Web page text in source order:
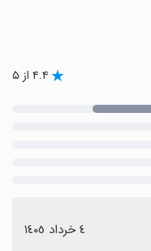
۴.۴ از ۵
٤ خرداد ١٤٠٥